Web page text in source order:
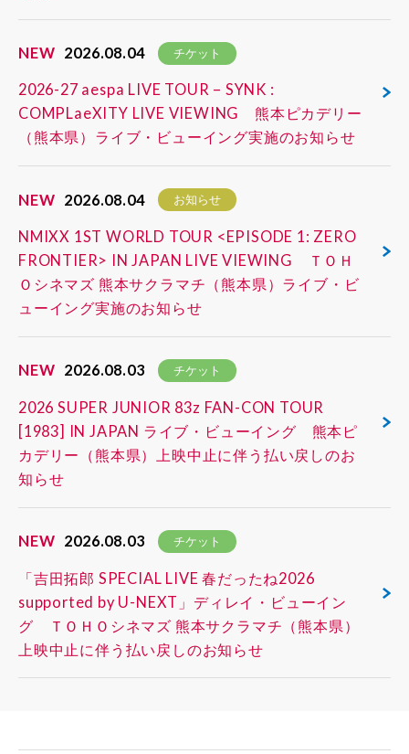
NEW 2026.08.04 チケット
2026-27 aespa LIVE TOUR – SYNK :
COMPLaeXITY LIVE VIEWING 熊本ピカデリー
（熊本県）ライブ・ビューイング実施のお知らせ
NEW 2026.08.04 お知らせ
NMIXX 1ST WORLD TOUR <EPISODE 1: ZERO
FRONTIER> IN JAPAN LIVE VIEWING ＴＯＨ
Ｏシネマズ 熊本サクラマチ（熊本県）ライブ・ビ
ューイング実施のお知らせ
NEW 2026.08.03 チケット
2026 SUPER JUNIOR 83z FAN-CON TOUR
[1983] IN JAPAN ライブ・ビューイング 熊本ピ
カデリー（熊本県）上映中止に伴う払い戻しのお
知らせ
NEW 2026.08.03 チケット
「吉田拓郎 SPECIAL LIVE 春だったね2026
supported by U-NEXT」ディレイ・ビューイン
グ ＴＯＨＯシネマズ 熊本サクラマチ（熊本県）
上映中止に伴う払い戻しのお知らせ